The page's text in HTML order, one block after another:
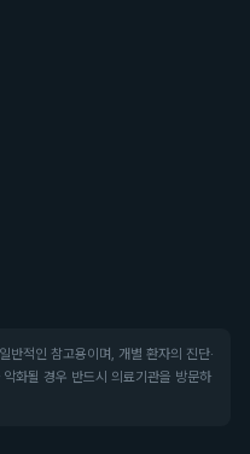
반적인 참고용이며, 개별 환자의 진단·
화될 경우 반드시 의료기관을 방문하